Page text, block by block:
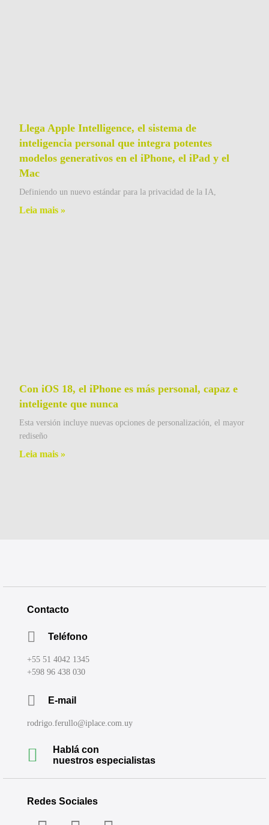
Llega Apple Intelligence, el sistema de
inteligencia personal que integra potentes
modelos generativos en el iPhone, el iPad y el
Mac
Definiendo un nuevo estándar para la privacidad de la IA,
Leia mais »
Con iOS 18, el iPhone es más personal, capaz e
inteligente que nunca
Esta versión incluye nuevas opciones de personalización, el mayor
rediseño
Leia mais »
Contacto
Teléfono
+55 51 4042 1345
+598 96 438 030
E-mail
rodrigo.ferullo@iplace.com.uy
Hablá con
nuestros especialistas
Redes Sociales